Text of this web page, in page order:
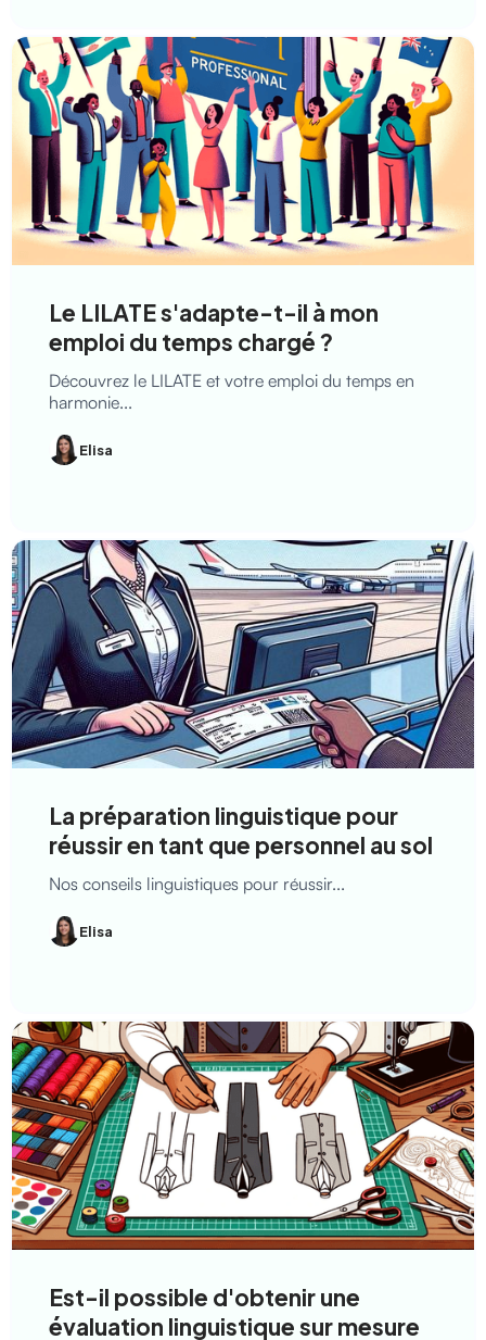
Le LILATE s'adapte-t-il à mon
emploi du temps chargé ?
Découvrez le LILATE et votre emploi du temps en
harmonie...
Elisa
La préparation linguistique pour
réussir en tant que personnel au sol
Nos conseils linguistiques pour réussir...
Elisa
Est-il possible d'obtenir une
évaluation linguistique sur mesure